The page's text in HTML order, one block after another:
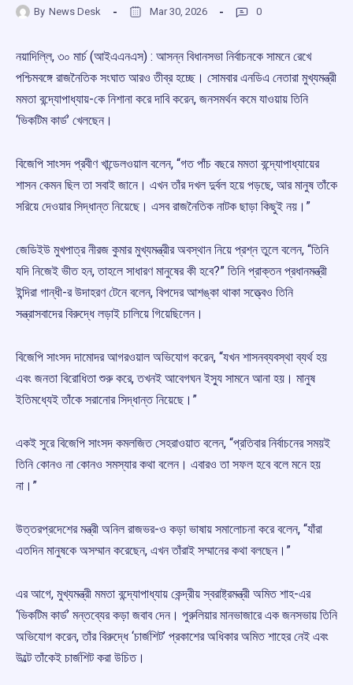
By News Desk Mar 30, 2026 0
নয়াদিল্লি, ৩০ মার্চ (আইএএনএস) : আসন্ন বিধানসভা নির্বাচনকে সামনে রেখে
পশ্চিমবঙ্গে রাজনৈতিক সংঘাত আরও তীব্র হচ্ছে। সোমবার এনডিএ নেতারা মুখ্যমন্ত্রী
মমতা বন্দ্যোপাধ্যায়-কে নিশানা করে দাবি করেন, জনসমর্থন কমে যাওয়ায় তিনি
‘ভিকটিম কার্ড’ খেলছেন।
বিজেপি সাংসদ প্রবীণ খান্ডেলওয়াল বলেন, “গত পাঁচ বছরে মমতা বন্দ্যোপাধ্যায়ের
শাসন কেমন ছিল তা সবাই জানে। এখন তাঁর দখল দুর্বল হয়ে পড়ছে, আর মানুষ তাঁকে
সরিয়ে দেওয়ার সিদ্ধান্ত নিয়েছে। এসব রাজনৈতিক নাটক ছাড়া কিছুই নয়।”
জেডিইউ মুখপাত্র নীরজ কুমার মুখ্যমন্ত্রীর অবস্থান নিয়ে প্রশ্ন তুলে বলেন, “তিনি
যদি নিজেই ভীত হন, তাহলে সাধারণ মানুষের কী হবে?” তিনি প্রাক্তন প্রধানমন্ত্রী
ইন্দিরা গান্ধী-র উদাহরণ টেনে বলেন, বিপদের আশঙ্কা থাকা সত্ত্বেও তিনি
সন্ত্রাসবাদের বিরুদ্ধে লড়াই চালিয়ে গিয়েছিলেন।
বিজেপি সাংসদ দামোদর আগরওয়াল অভিযোগ করেন, “যখন শাসনব্যবস্থা ব্যর্থ হয়
এবং জনতা বিরোধিতা শুরু করে, তখনই আবেগঘন ইস্যু সামনে আনা হয়। মানুষ
ইতিমধ্যেই তাঁকে সরানোর সিদ্ধান্ত নিয়েছে।”
একই সুরে বিজেপি সাংসদ কমলজিত সেহরাওয়াত বলেন, “প্রতিবার নির্বাচনের সময়ই
তিনি কোনও না কোনও সমস্যার কথা বলেন। এবারও তা সফল হবে বলে মনে হয়
না।”
উত্তরপ্রদেশের মন্ত্রী অনিল রাজভর-ও কড়া ভাষায় সমালোচনা করে বলেন, “যাঁরা
এতদিন মানুষকে অসম্মান করেছেন, এখন তাঁরাই সম্মানের কথা বলছেন।”
এর আগে, মুখ্যমন্ত্রী মমতা বন্দ্যোপাধ্যায় কেন্দ্রীয় স্বরাষ্ট্রমন্ত্রী অমিত শাহ-এর
‘ভিকটিম কার্ড’ মন্তব্যের কড়া জবাব দেন। পুরুলিয়ার মানভাজারে এক জনসভায় তিনি
অভিযোগ করেন, তাঁর বিরুদ্ধে ‘চার্জশিট’ প্রকাশের অধিকার অমিত শাহের নেই এবং
উল্টে তাঁকেই চার্জশিট করা উচিত।